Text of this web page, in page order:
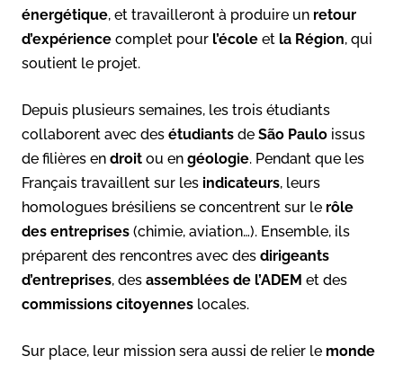
énergétique, et travailleront à produire un retour
d’expérience complet pour l’école et la Région, qui
soutient le projet.
Depuis plusieurs semaines, les trois étudiants
collaborent avec des étudiants de São Paulo issus
de filières en droit ou en géologie. Pendant que les
Français travaillent sur les indicateurs, leurs
homologues brésiliens se concentrent sur le rôle
des entreprises (chimie, aviation…). Ensemble, ils
préparent des rencontres avec des dirigeants
d’entreprises, des assemblées de l’ADEM et des
commissions citoyennes locales.
Sur place, leur mission sera aussi de relier le monde